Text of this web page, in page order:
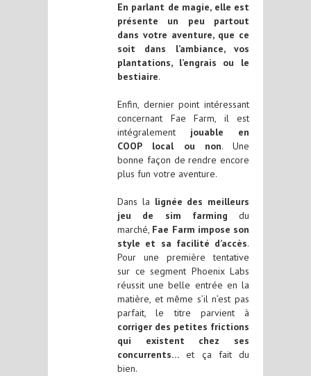
En parlant de magie, elle est
présente un peu partout
dans votre aventure, que ce
soit dans l’ambiance, vos
plantations, l’engrais ou le
bestiaire.
Enfin, dernier point intéressant
concernant Fae Farm, il est
intégralement jouable en
COOP
local ou non. Une
bonne façon de rendre encore
plus fun votre aventure.
Dans la lignée des meilleurs
jeu de sim farming du
marché, Fae Farm impose son
style et sa facilité d’accès.
Pour une première tentative
sur ce segment Phoenix Labs
réussit une belle entrée en la
matière, et même s’il n’est pas
parfait, le titre parvient à
corriger des petites frictions
qui existent chez ses
concurrents…et ça fait du
bien.